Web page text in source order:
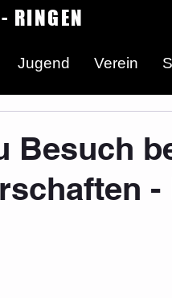
Jugend Verein
RINGEN
Besuch